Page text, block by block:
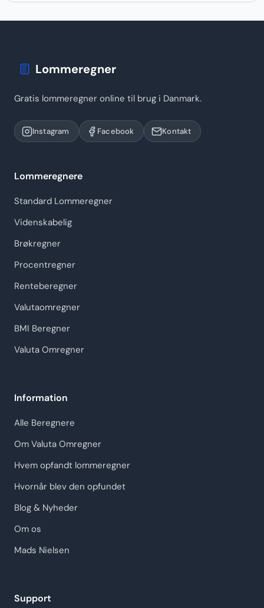
Lommeregner
Gratis lommeregner online til brug i Danmark.
Instagram Facebook Kontakt
Lommeregnere
Standard Lommeregner
Videnskabelig
Brøkregner
Procentregner
Renteberegner
Valutaomregner
BMI Beregner
Valuta Omregner
Information
Alle Beregnere
Om Valuta Omregner
Hvem opfandt lommeregner
Hvornår blev den opfundet
Blog & Nyheder
Om os
Mads Nielsen
Support